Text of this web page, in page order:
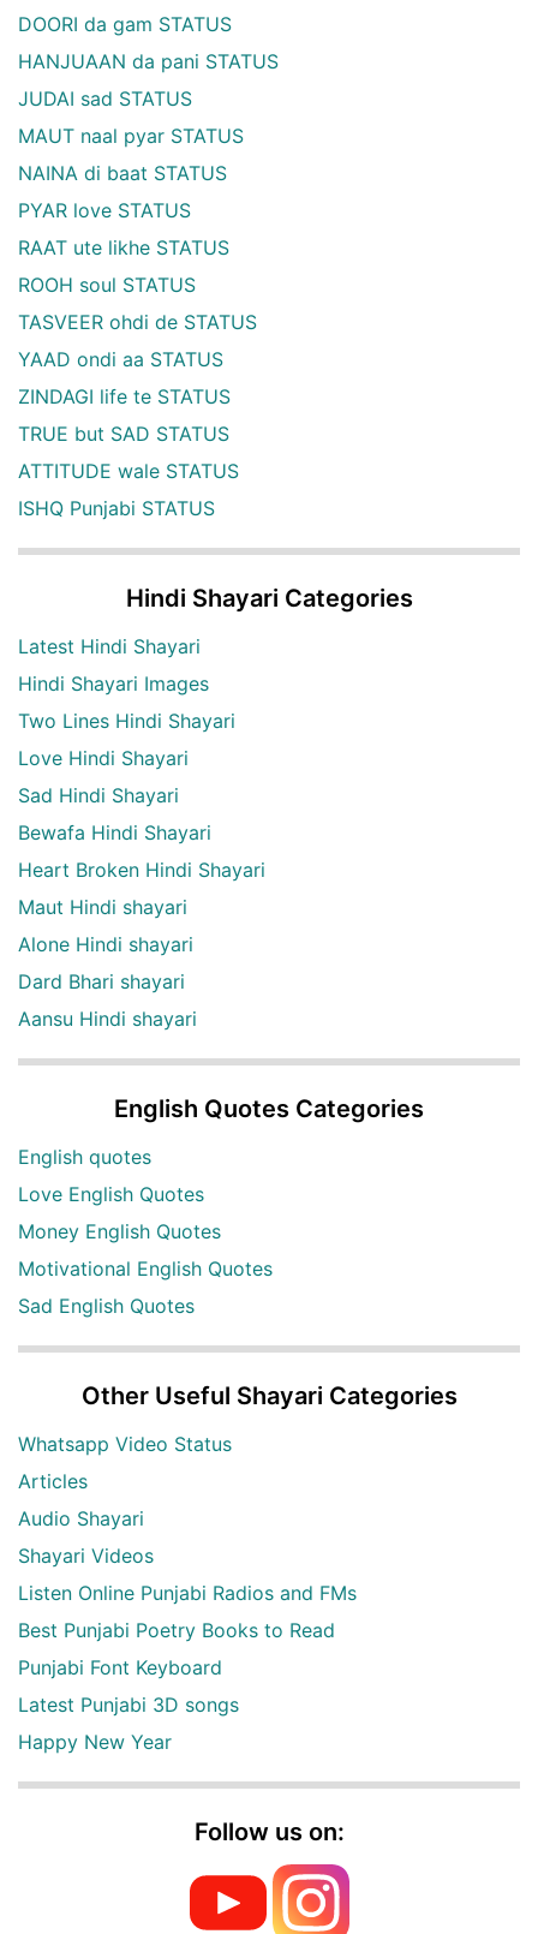
DOORI da gam STATUS
HANJUAAN da pani STATUS
JUDAI sad STATUS
MAUT naal pyar STATUS
NAINA di baat STATUS
PYAR love STATUS
RAAT ute likhe STATUS
ROOH soul STATUS
TASVEER ohdi de STATUS
YAAD ondi aa STATUS
ZINDAGI life te STATUS
TRUE but SAD STATUS
ATTITUDE wale STATUS
ISHQ Punjabi STATUS
Hindi Shayari Categories
Latest Hindi Shayari
Hindi Shayari Images
Two Lines Hindi Shayari
Love Hindi Shayari
Sad Hindi Shayari
Bewafa Hindi Shayari
Heart Broken Hindi Shayari
Maut Hindi shayari
Alone Hindi shayari
Dard Bhari shayari
Aansu Hindi shayari
English Quotes Categories
English quotes
Love English Quotes
Money English Quotes
Motivational English Quotes
Sad English Quotes
Other Useful Shayari Categories
Whatsapp Video Status
Articles
Audio Shayari
Shayari Videos
Listen Online Punjabi Radios and FMs
Best Punjabi Poetry Books to Read
Punjabi Font Keyboard
Latest Punjabi 3D songs
Happy New Year
Follow us on: